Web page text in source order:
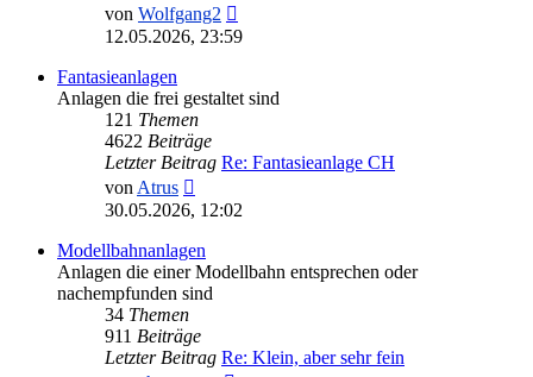
von Wolfgang2
Beitrag
12.05.2026, 23:59
Fantasieanlagen
Anlagen die frei gestaltet sind
121 Themen
4622 Beiträge
Letzter Beitrag Re: Fantasieanlage CH
von Atrus
Beitrag
30.05.2026, 12:02
Modellbahnanlagen
Anlagen die einer Modellbahn entsprechen oder
nachempfunden sind
34 Themen
911 Beiträge
Letzter Beitrag Re: Klein, aber sehr fein